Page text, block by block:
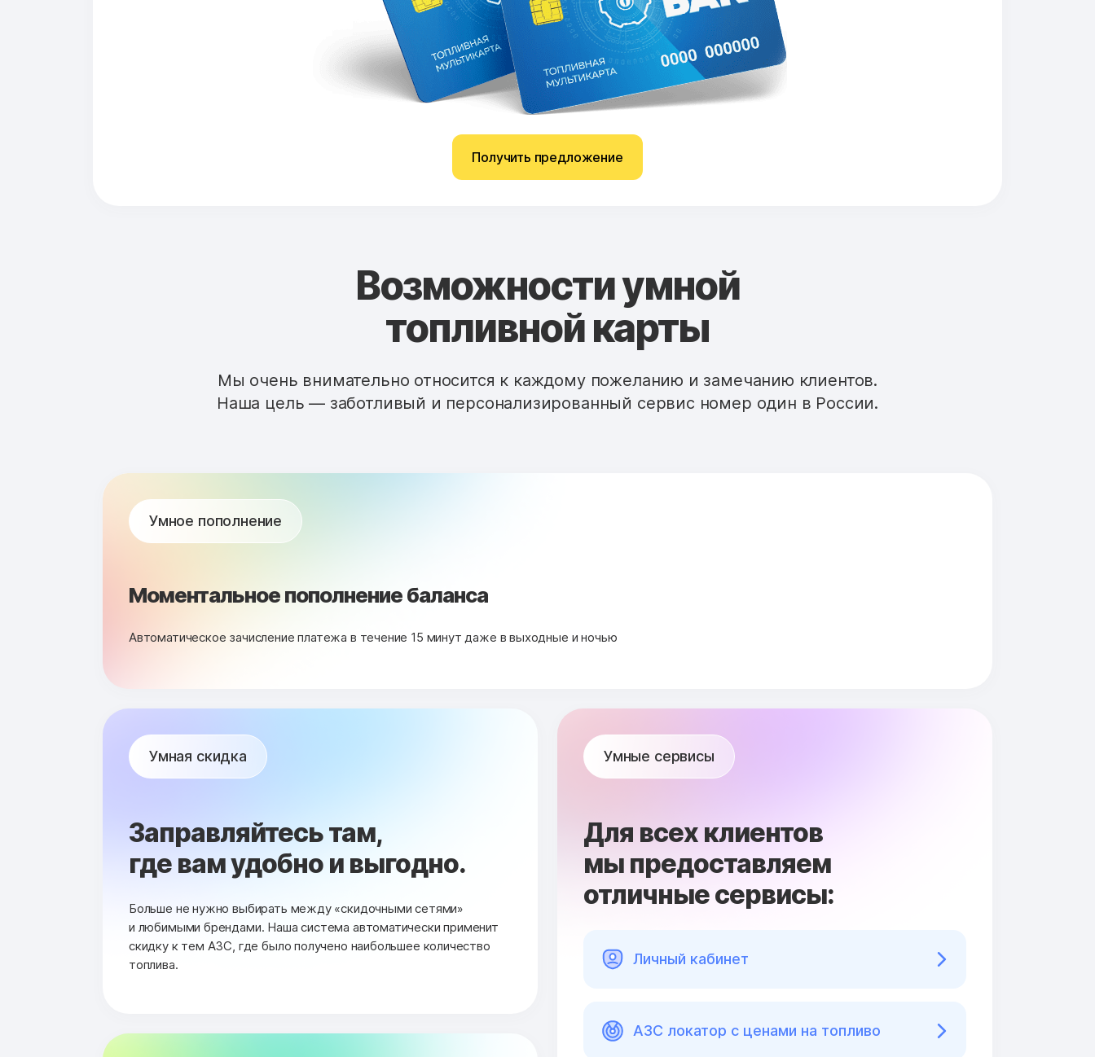
Получить предложение
Возможности умной
топливной карты
Мы очень внимательно относится к каждому пожеланию и замечанию клиентов.
Наша цель — заботливый и персонализированный сервис номер один в России.
Умное пополнение
Моментальное пополнение баланса
Автоматическое зачисление платежа в течение 15 минут даже в выходные и ночью
Умная скидка
Заправляйтесь там,
где вам удобно и выгодно.
Больше не нужно выбирать между «скидочными сетями»
и любимыми брендами. Наша система автоматически применит
скидку к тем АЗС, где было получено наибольшее количество
топлива.
Умные сервисы
Для всех клиентов
мы предоставляем
отличные сервисы:
Личный кабинет
АЗС локатор с ценами на топливо